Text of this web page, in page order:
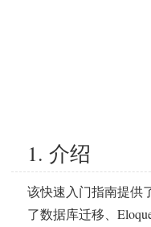
1. 介绍
该快速入门指南提供
了数据库迁移、